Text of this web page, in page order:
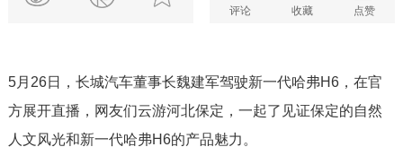
评论 收藏 点赞
5月26日，长城汽车董事长魏建军驾驶新一代哈弗H6，在官
方展开直播，网友们云游河北保定，一起了见证保定的自然
人文风光和新一代哈弗H6的产品魅力。